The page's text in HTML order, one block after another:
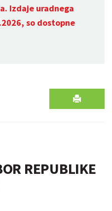
Izdaje uradnega
so dostopne
REPUBLIKE